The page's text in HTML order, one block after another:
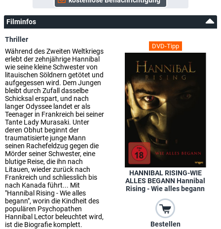
Filminfos
DVD-Tipp
HANNIBAL RISING-WIE
ALLES BEGANN Hannibal
Rising - Wie alles begann
Bestellen
Thriller
Während des Zweiten Weltkriegs
erlebt der zehnjährige Hannibal
wie seine kleine Schwester von
litauischen Söldnern getötet und
aufgegessen wird. Dem Jungen
bleibt durch Zufall dasselbe
Schicksal erspart, und nach
langer Odyssee landet er als
Teenager in Frankreich bei seiner
Tante Lady Murasaki. Unter
deren Obhut beginnt der
traumatisierte junge Mann
seinen Rachefeldzug gegen die
Mörder seiner Schwester, eine
blutige Reise, die ihn nach
Litauen, wieder zurück nach
Frankreich und schliesslich bis
nach Kanada führt... Mit
"Hannibal Rising - Wie alles
begann", worin die Kindheit des
populären Psychopathen
Hannibal Lector beleuchtet wird,
ist die Biografie komplett.